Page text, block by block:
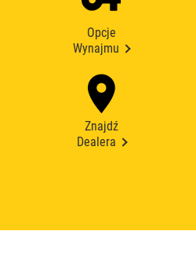
Opcje
Wynajmu
Znajdź
Dealera